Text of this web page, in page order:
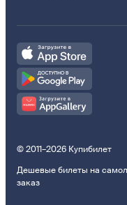
© 2011–2026 Купибилет
Дешевые билеты на
заказ